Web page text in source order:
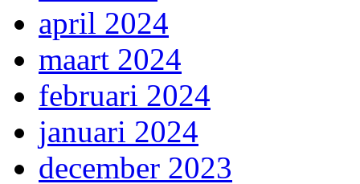
april 2024
maart 2024
februari 2024
januari 2024
december 2023